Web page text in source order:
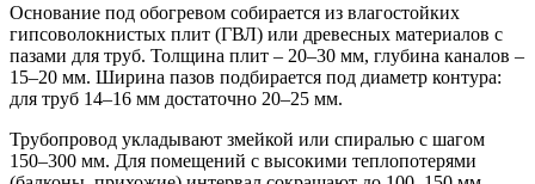
Основание под обогревом собирается из влагостойких
гипсоволокнистых плит (ГВЛ) или древесных материалов с
пазами для труб. Толщина плит – 20–30 мм, глубина каналов –
15–20 мм. Ширина пазов подбирается под диаметр контура:
для труб 14–16 мм достаточно 20–25 мм.
Трубопровод укладывают змейкой или спиралью с шагом
150–300 мм. Для помещений с высокими теплопотерями